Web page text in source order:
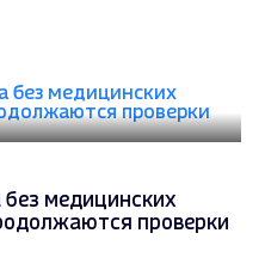
медицинских
проверки